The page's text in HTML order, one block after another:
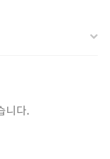
니다.